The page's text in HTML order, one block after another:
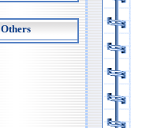
Others